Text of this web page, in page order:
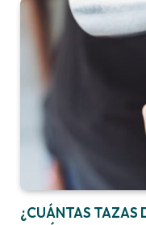
¿CUÁNTAS TAZAS